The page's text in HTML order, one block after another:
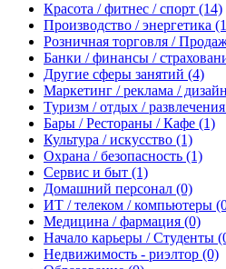
Красота / фитнес / спорт (14)
Производство / энергетика
Розничная торговля /
Банки / финансы /
Другие сферы занятий (4)
Маркетинг / реклама / дизайн
Туризм / отдых / развлечения
Бары / Рестораны / Кафе (1)
Культура / искусство (1)
Охрана / безопасность (1)
Сервис и быт (1)
Домашний персонал (0)
ИТ / телеком / компьютеры
Медицина / фармация (0)
Начало карьеры / Студенты
Недвижимость - риэлтор (0)